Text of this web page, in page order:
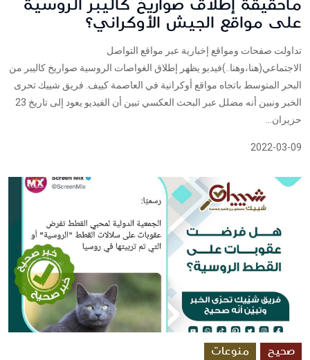
ماحقيقة إطلاق صواريخ كاليبر الروسية
على مواقع الجيش الأوكراني؟
تداولت صفحات ومواقع إخبارية عبر مواقع التواصل
الاجتماعي(هنا،وهنا..)فيديو يظهر إطلاق الغواصات الروسية صواريخ كاليبر من
البحر المتوسط باتجاه مواقع أوكرانية في العاصمة كييف. فريق شييك تحرى
الخبر ونبين أنه مضلل عبر البحث العكسي تبين أن الفيديو يعود إلى تاريخ 23
حزيران...
2022-03-09
صحيح منوعات